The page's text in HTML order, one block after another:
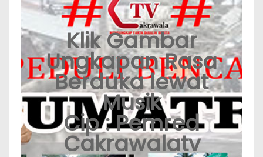
Klik Gambar
Ungkapan Rasa
Berduka lewat
Musik
Cip : Pemred
Cakrawalatv